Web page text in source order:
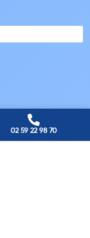
02 59 22 98 70